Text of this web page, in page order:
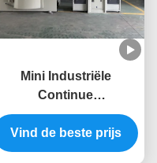
Mini Industriële
Continue
Coatingmachine met
Volledige Automatische
Besturing voor Anti-
Vind de beste prijs